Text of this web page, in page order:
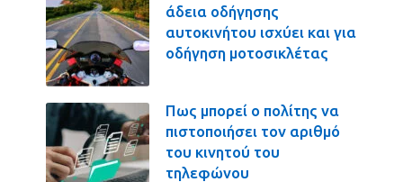
άδεια οδήγησης
αυτοκινήτου ισχύει και για
οδήγηση μοτοσικλέτας
Πως μπορεί ο πολίτης να
πιστοποιήσει τον αριθμό
του κινητού του
τηλεφώνου